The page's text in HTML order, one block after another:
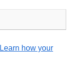
Learn how your